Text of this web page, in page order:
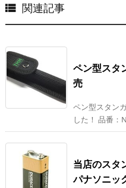
 関連記事
ペン型スタ
売
ペン型スタン
した！ 品番：
当店のスタ
パナソニッ